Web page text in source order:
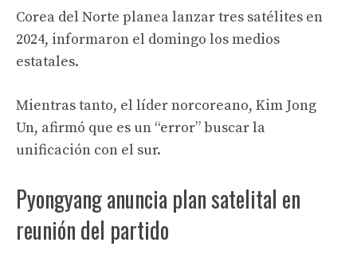
Corea del Norte planea lanzar tres satélites en
2024, informaron el domingo los medios
estatales.
Mientras tanto, el líder norcoreano, Kim Jong
Un, afirmó que es un “error” buscar la
unificación con el sur.
Pyongyang anuncia plan satelital en
reunión del partido